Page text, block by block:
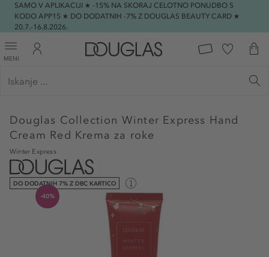
SAMO V APLIKACIJI ★ -15% NA SKORAJ CELOTNO PONUDBO S
KODO APP15 ★ DO DODATNIH -7% Z DOUGLAS BEAUTY CARD ★
20.7.-16.8.2026.
MENI
Douglas Collection Winter Express Hand
Cream Red Krema za roke
Winter Express
DO DODATNIH 7% Z DBC KARTICO
-40%